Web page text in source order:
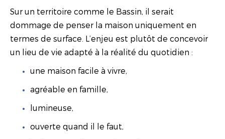
Sur un territoire comme le Bassin, il serait
dommage de penser la maison uniquement en
termes de surface. L’enjeu est plutôt de concevoir
un lieu de vie adapté à la réalité du quotidien :
une maison facile à vivre,
agréable en famille,
lumineuse,
ouverte quand il le faut,